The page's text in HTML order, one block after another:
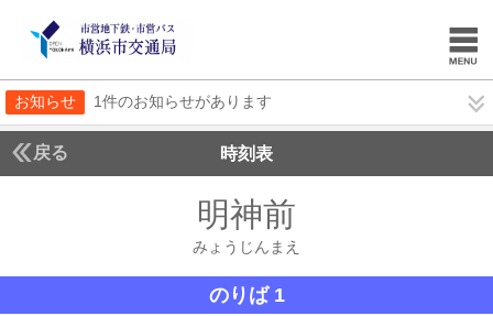
お知らせ 1件のお知らせがあります
戻る 時刻表
明神前
みょうじんまえ
のりば 1